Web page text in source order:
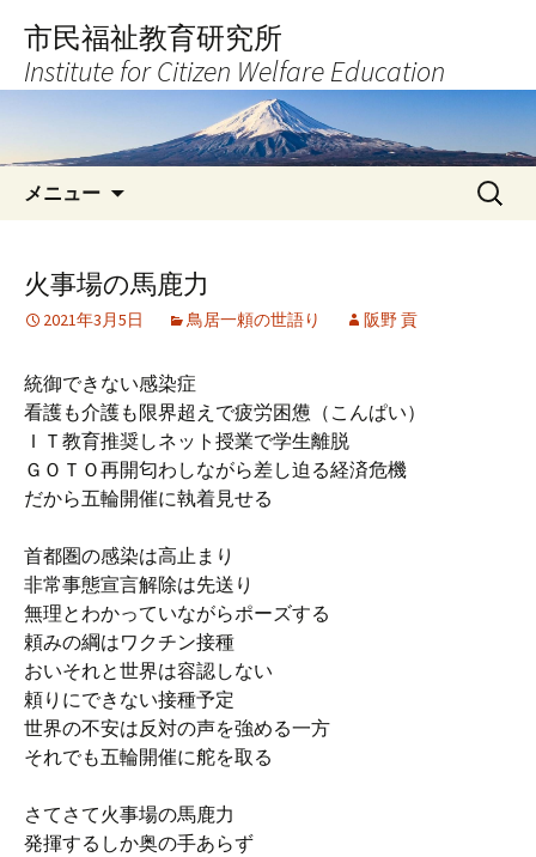
へ
キ
市民福祉教育研究所
Institute for Citizen Welfare Education
メニュー
検
索:
火事場の馬鹿力
2021年3月5日 鳥居一頼の世語り 阪野 貢
統御できない感染症
看護も介護も限界超えで疲労困憊（こんぱい）
ＩＴ教育推奨しネット授業で学生離脱
ＧＯＴＯ再開匂わしながら差し迫る経済危機
だから五輪開催に執着見せる
首都圏の感染は高止まり
非常事態宣言解除は先送り
無理とわかっていながらポーズする
頼みの綱はワクチン接種
おいそれと世界は容認しない
頼りにできない接種予定
世界の不安は反対の声を強める一方
それでも五輪開催に舵を取る
さてさて火事場の馬鹿力
発揮するしか奥の手あらず